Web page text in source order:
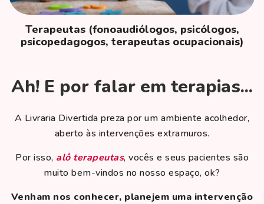
Terapeutas (fonoaudiólogos, psicólogos,
psicopedagogos, terapeutas ocupacionais)
Ah! E por falar em terapias...
A Livraria Divertida preza por um ambiente acolhedor,
aberto às intervenções extramuros.
Por isso, alô terapeutas, vocês e seus pacientes são
muito bem-vindos no nosso espaço, ok?
Venham nos conhecer, planejem uma intervenção